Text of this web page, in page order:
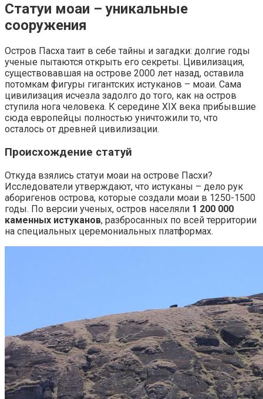
Статуи моаи – уникальные
сооружения
Остров Пасха таит в себе тайны и загадки: долгие годы
ученые пытаются открыть его секреты. Цивилизация,
существовавшая на острове 2000 лет назад, оставила
потомкам фигуры гигантских истуканов – моаи. Сама
цивилизация исчезла задолго до того, как на остров
ступила нога человека. К середине XIX века прибывшие
сюда европейцы полностью уничтожили то, что
осталось от древней цивилизации.
Происхождение статуй
Откуда взялись статуи моаи на острове Пасхи?
Исследователи утверждают, что истуканы – дело рук
аборигенов острова, которые создали моаи в 1250-1500
годы. По версии ученых, остров населяли 1 200 000
каменных истуканов, разбросанных по всей территории
на специальных церемониальных платформах.